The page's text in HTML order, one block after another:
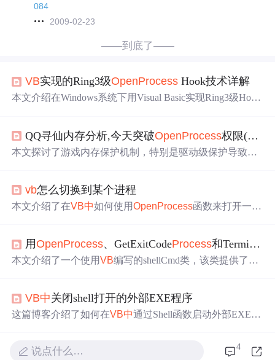
084
2009-02-23
——到底了——
VB实现的Ring3级OpenProcess Hook技术详解
本文介绍在Windows系统下用Visual Basic实现Ring3级Hook
中 实现Hook的原理、步骤和实践，还提及相关函数使用、
DLL调用及在系统级编程中的应用，同时分析了稳定性和
QQ寻仙内存分析,今天突破OpenProcess权限(VB
本文探讨了游戏内存保护机制，特别是驱动级保护导致的
戏运行稳定后则无法读取。通过调用第三方驱动，成功在
RING0级别读取到游戏内存，为后续的内存分析工作奠定
vb怎么切换到某个进程
本文介绍了在VB中如何使用OpenProcess函数来打开一个
供了具体的示例代码。
用 OpenProcess、GetExitCodeProcess和Terminate
本文介绍了一个使用VB编写的shellCmd类，该类提供了用
实现了对指定进程ID的进程进行操作。
VB中关闭shell打开的外部EXE程序
这篇博客介绍了如何在VB中通过Shell函数启动外部EXE程
并在需要时终止其进程。
说点什么… 4